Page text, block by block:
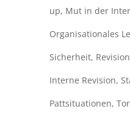
up, Mut in der
Organisationales
Sicherheit, Revision
Interne Revision,
Pattsituationen,